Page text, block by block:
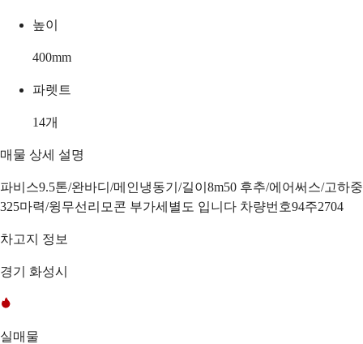
높이
400mm
파렛트
14개
매물 상세 설명
파비스9.5톤/완바디/메인냉동기/길이8m50 후추/에어써스/고하중
325마력/윙무선리모콘 부가세별도 입니다 차량번호94주2704
차고지 정보
경기 화성시
실매물